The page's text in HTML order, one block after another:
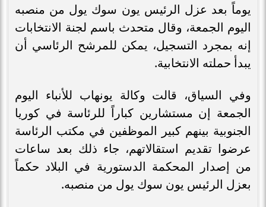
يوماً بعد عزل الرئيس يون سوك يول من منصبه
اليوم الجمعة، وقال متحدث باسم لجنة الانتخابات
إنه بمجرد التسجيل، يمكن للمرشح الرئاسي أن
يبدأ حملته الانتخابية.
وفي السياق، قالت وكالة يونهاب للأنباء اليوم
الجمعة إن مستشارين كباراً للرئاسة في كوريا
الجنوبية بينهم كبير الموظفين في مكتب الرئاسة
عرضوا تقديم استقالاتهم، جاء ذلك بعد ساعات
من إصدار المحكمة الدستورية في البلاد حكماً
بعزل الرئيس يون سوك يول من منصبه.